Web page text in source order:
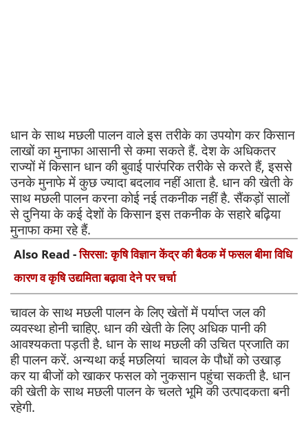
धान के साथ मछली पालन वाले इस तरीके का उपयोग कर किसान
लाखों का मुनाफा आसानी से कमा सकते हैं. देश के अधिकतर
राज्यों में किसान धान की बुवाई पारंपरिक तरीके से करते हैं, इससे
उनके मुनाफे में कुछ ज्यादा बदलाव नहीं आता है. धान की खेती के
साथ मछली पालन करना कोई नई तकनीक नहीं है. सैंकड़ों सालों
से दुनिया के कई देशों के किसान इस तकनीक के सहारे बढ़िया
मुनाफा कमा रहे हैं.
Also Read -सिरसा: कृषि विज्ञान केंद्र की बैठक में फसल बीमा विधि
कारण व कृषि उद्यमिता बढ़ावा देने पर चर्चा
चावल के साथ मछली पालन के लिए खेतों में पर्याप्त जल की
व्यवस्था होनी चाहिए. धान की खेती के लिए अधिक पानी की
आवश्यकता पड़ती है. धान के साथ मछली की उचित प्रजाति का
ही पालन करें. अन्यथा कई मछलियां चावल के पौधों को उखाड़
कर या बीजों को खाकर फसल को नुकसान पहुंचा सकती है. धान
की खेती के साथ मछली पालन के चलते भूमि की उत्पादकता बनी
रहेगी.